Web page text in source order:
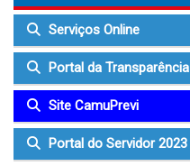
Serviços Online
Portal da Transparência
Site CamuPrevi
Portal do Servidor 2023